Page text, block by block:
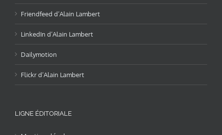
Friendfeed d’Alain Lambert
LinkedIn d’Alain Lambert
Dailymotion
Flickr d’Alain Lambert
LIGNE ÉDITORIALE